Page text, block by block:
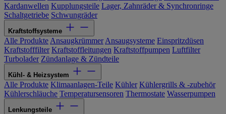
Kardanwellen Kupplungsteile Lager, Zahnräder & Synchronringe
Schaltgetriebe Schwungräder
Kraftstoffsysteme
Alle Produkte Ansaugkrümmer Ansaugsysteme Einspritzdüsen
Kraftstofffilter Kraftstoffleitungen Kraftstoffpumpen Luftfilter
Turbolader Zündanlage & Zündteile
Kühl- & Heizsystem
Alle Produkte Klimaanlagen-Teile Kühler Kühlergrills & -zubehör
Kühlerschläuche Temperatursensoren Thermostate Wasserpumpen
Lenkungsteile